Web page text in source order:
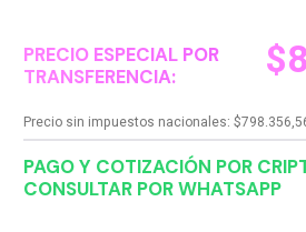
PRECIO ESPECIAL POR
TRANSFERENCIA:
$
Precio sin impuestos nacionales: $
PAGO Y COTIZACIÓN POR
CONSULTAR POR WHATSAPP